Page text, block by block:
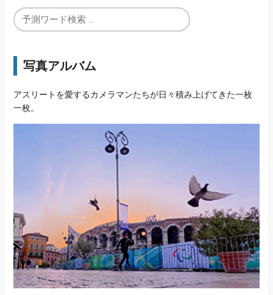
写真アルバム
アスリートを愛するカメラマンたちが日々積み上げてきた一枚
一枚。